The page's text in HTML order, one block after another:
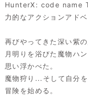
HunterX: code name T
力的なアクションアドベ
再びやってきた深い紫
月明りを浴びた魔物ハ
思い浮かべた。
魔物狩り...そして自分
冒険を始める。